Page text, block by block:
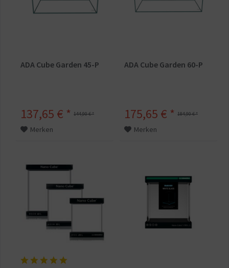
ADA Cube Garden 45-P
144,90 € *
137,65 € *
Merken
ADA Cube Garden 60-P
184,90 € *
175,65 € *
Merken